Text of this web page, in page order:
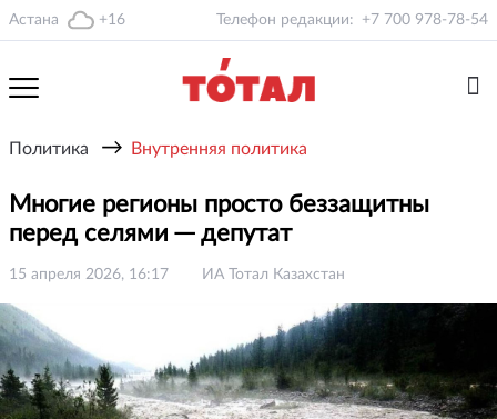
Астана +16 Телефон редакции: +7 700 978-78-54
Политика → Внутренняя политика
Многие регионы просто беззащитны
перед селями ─ депутат
15 апреля 2026, 16:17 ИА Тотал Казахстан